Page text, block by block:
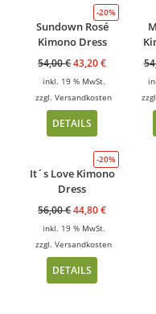
-20%
Sundown Rosé
Kimono Dress
54,00€43,20€
inkl. 19 % MwSt.
zzgl.Versandkosten
DETAILS
-20%
It´s Love Kimono
Dress
56,00€44,80€
inkl. 19 % MwSt.
zzgl.Versandkosten
DETAILS